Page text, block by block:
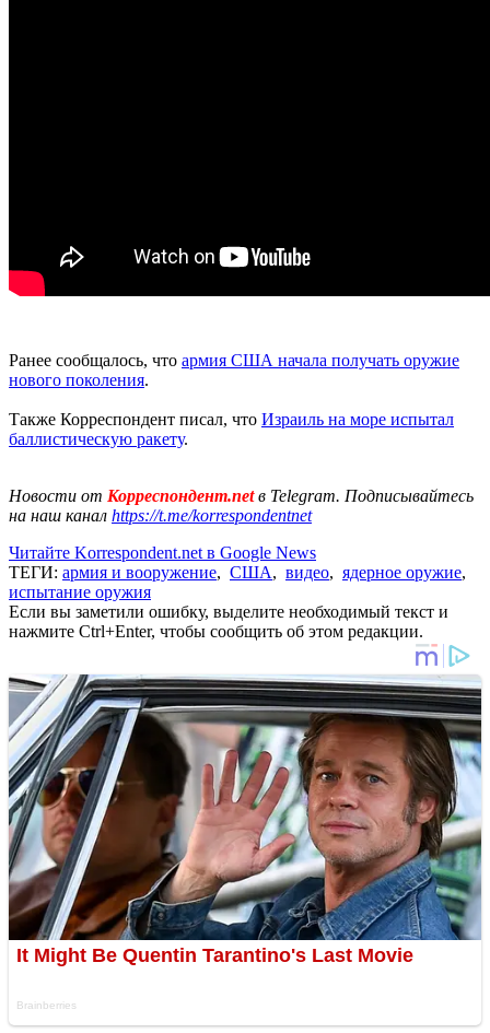
Ранее сообщалось, что армия США начала получать оружие
нового поколения.
Также Корреспондент писал, что Израиль на море испытал
баллистическую ракету.
Новости от Корреспондент.netв Telegram. Подписывайтесь
на наш канал https://t.me/korrespondentnet
Читайте Korrespondent.net в Google News
ТЕГИ: армия и вооружение, США, видео, ядерное оружие,
испытание оружия
Если вы заметили ошибку, выделите необходимый текст и
нажмите Ctrl+Enter, чтобы сообщить об этом редакции.